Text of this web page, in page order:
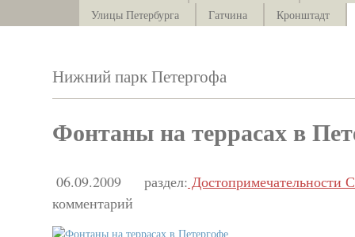
Улицы Петербурга
Гатчина Кронштадт
Нижний парк Петергофа
Фонтаны на террасах в
06.09.2009 раздел: Достопримечательности
комментарий